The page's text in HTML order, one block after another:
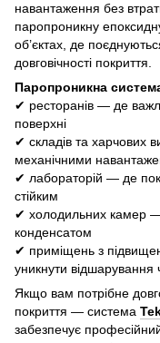
навантаження без
паропроникну
об’єктах, де
довговічності покриття.
Паропроникна
✔ ресторанів — де
поверхні
✔ складів та харчових
механічними
✔ лабораторій — де
стійким
✔ холодильних камер
конденсатом
✔ приміщень з
уникнути відшарування
Якщо вам потрібне
покриття — система
забезпечує